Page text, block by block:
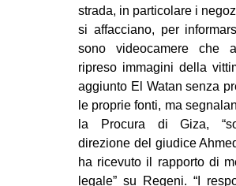
strada, in particolare i
si affacciano, per
sono videocamere che
ripreso immagini della
aggiunto El Watan senza
le proprie fonti, ma
la Procura di Giza,
direzione del giudice
ha ricevuto il rapporto di
legale” su Regeni. “I